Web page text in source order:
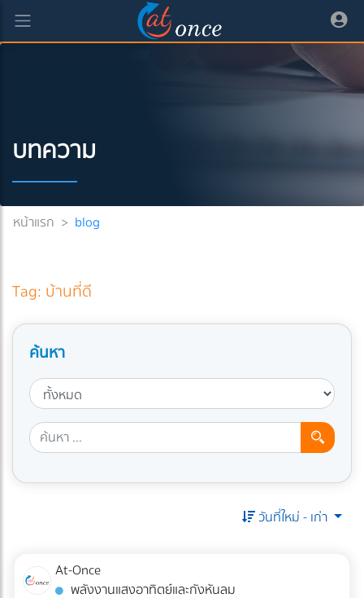
บทความ
หน้าแรก > blog
Tag: บ้านที่ดี
ค้นหา
วันที่ใหม่ - เก่า
At-Once
พลังงานแสงอาทิตย์และกังหันลม